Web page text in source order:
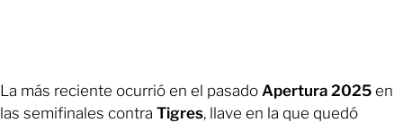
La más reciente ocurrió en el pasado Apertura 2025 en
las semifinales contra Tigres, llave en la que quedó